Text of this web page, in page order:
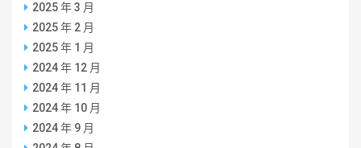
2025 年 3 月
2025 年 2 月
2025 年 1 月
2024 年 12 月
2024 年 11 月
2024 年 10 月
2024 年 9 月